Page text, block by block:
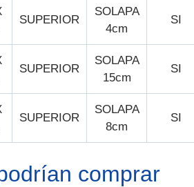
SUPERIOR
SOLAPA
4cm
SI
SUPERIOR
SOLAPA
15cm
SI
SUPERIOR
SOLAPA
8cm
SI
comprar